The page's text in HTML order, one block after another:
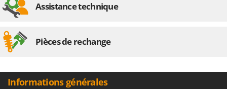
Assistance technique
Pièces de rechange
Informations générales